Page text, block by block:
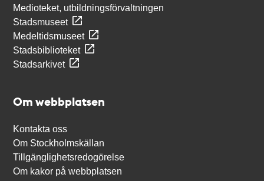
Medioteket, utbildningsförvaltningen
Stadsmuseet
Medeltidsmuseet
Stadsbiblioteket
Stadsarkivet
Om webbplatsen
Kontakta oss
Om Stockholmskällan
Tillgänglighetsredogörelse
Om kakor på webbplatsen